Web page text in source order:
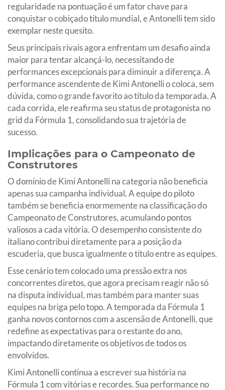
regularidade na pontuação é um fator chave para
conquistar o cobiçado título mundial, e Antonelli tem sido
exemplar neste quesito.
Seus principais rivais agora enfrentam um desafio ainda
maior para tentar alcançá-lo, necessitando de
performances excepcionais para diminuir a diferença. A
performance ascendente de Kimi Antonelli o coloca, sem
dúvida, como o grande favorito ao título da temporada. A
cada corrida, ele reafirma seu status de protagonista no
grid da Fórmula 1, consolidando sua trajetória de
sucesso.
Implicações para o Campeonato de
Construtores
O domínio de Kimi Antonelli na categoria não beneficia
apenas sua campanha individual. A equipe do piloto
também se beneficia enormemente na classificação do
Campeonato de Construtores, acumulando pontos
valiosos a cada vitória. O desempenho consistente do
italiano contribui diretamente para a posição da
escuderia, que busca igualmente o título entre as equipes.
Esse cenário tem colocado uma pressão extra nos
concorrentes diretos, que agora precisam reagir não só
na disputa individual, mas também para manter suas
equipes na briga pelo topo. A temporada da Fórmula 1
ganha novos contornos com a ascensão de Antonelli, que
redefine as expectativas para o restante do ano,
impactando diretamente os objetivos de todos os
envolvidos.
Kimi Antonelli continua a escrever sua história na
Fórmula 1 com vitórias e recordes. Sua performance no